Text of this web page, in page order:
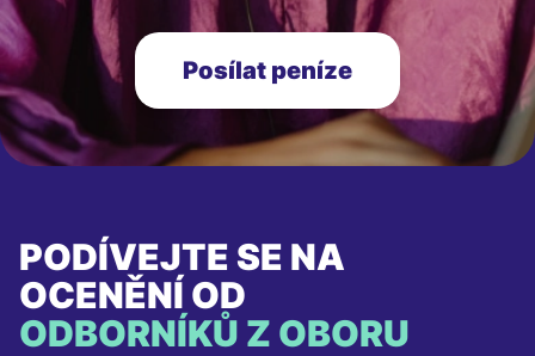
Posílat peníze
PODÍVEJTE SE NA
OCENĚNÍ OD
ODBORNÍKŮ Z OBORU